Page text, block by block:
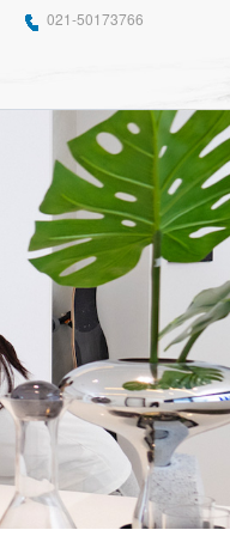
021-50173766